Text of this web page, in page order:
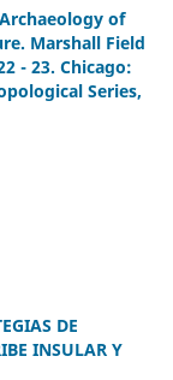
of
Marshall Field
- 23. Chicago:
Series,
DE
INSULAR Y